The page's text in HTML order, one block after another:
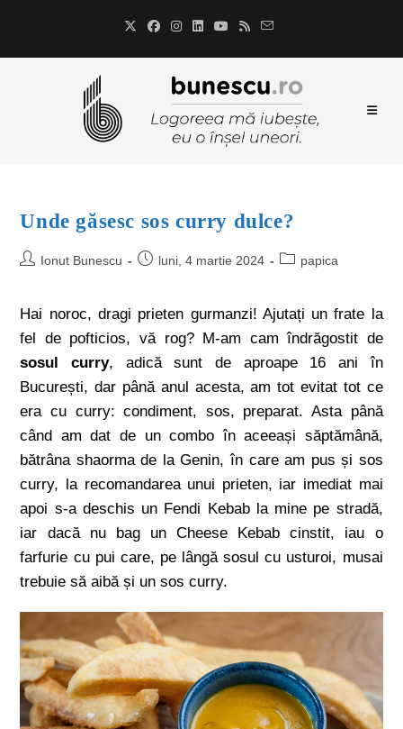
Unde găsesc sos curry dulce?
Ionut Bunescu luni, 4 martie 2024 papica
Hai noroc, dragi prieten gurmanzi! Ajutați un frate la
fel de pofticios, vă rog? M-am cam îndrăgostit de
sosul curry, adică sunt de aproape 16 ani în
București, dar până anul acesta, am tot evitat tot ce
era cu curry: condiment, sos, preparat. Asta până
când am dat de un combo în aceeași săptămână,
bătrâna shaorma de la Genin, în care am pus și sos
curry, la recomandarea unui prieten, iar imediat mai
apoi s-a deschis un Fendi Kebab la mine pe stradă,
iar dacă nu bag un Cheese Kebab cinstit, iau o
farfurie cu pui care, pe lângă sosul cu usturoi, musai
trebuie să aibă și un sos curry.